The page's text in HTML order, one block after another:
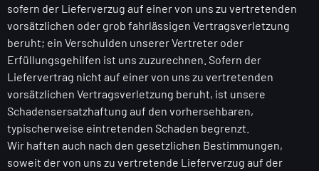
sofern der Lieferverzug auf einer von uns zu vertretenden
vorsätzlichen oder grob fahrlässigen Vertragsverletzung
beruht; ein Verschulden unserer Vertreter oder
Erfüllungsgehilfen ist uns zuzurechnen. Sofern der
Liefervertrag nicht auf einer von uns zu vertretenden
vorsätzlichen Vertragsverletzung beruht, ist unsere
Schadensersatzhaftung auf den vorhersehbaren,
typischerweise eintretenden Schaden begrenzt.
Wir haften auch nach den gesetzlichen Bestimmungen,
soweit der von uns zu vertretende Lieferverzug auf der